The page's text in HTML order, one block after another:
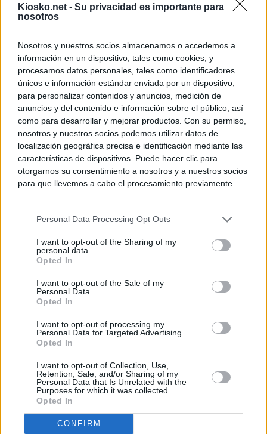
Kiosko.net - Su privacidad es importante para
nosotros
Nosotros y nuestros socios almacenamos o accedemos a
información en un dispositivo, tales como cookies, y
procesamos datos personales, tales como identificadores
únicos e información estándar enviada por un dispositivo,
para personalizar contenidos y anuncios, medición de
anuncios y del contenido e información sobre el público, así
como para desarrollar y mejorar productos. Con su permiso,
nosotros y nuestros socios podemos utilizar datos de
localización geográfica precisa e identificación mediante las
características de dispositivos. Puede hacer clic para
otorgarnos su consentimiento a nosotros y a nuestros socios
para que llevemos a cabo el procesamiento previamente
negar su consentimiento. Tenga en cuenta que algún
de su consentimiento, pero usted tiene el derecho de
rechazar tal procesamiento. Sus preferencias se aplicarán
cualquier momento entrando de nuevo en este sitio web o
visitando nuestra política de privacidad.
Personal Data Processing Opt Outs
I want to opt-out of the Sharing of my
personal data.
Opted In
I want to opt-out of the Sale of my
Personal Data.
Opted In
I want to opt-out of processing my
Personal Data for Targeted Advertising.
Opted In
I want to opt-out of Collection, Use,
Retention, Sale, and/or Sharing of my
Personal Data that Is Unrelated with the
Purposes for which it was collected.
Opted In
CONFIRM